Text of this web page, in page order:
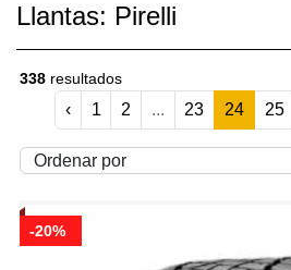
Llantas: Pirelli
338 resultados
‹ 1 2 ... 23 24 25
-20%